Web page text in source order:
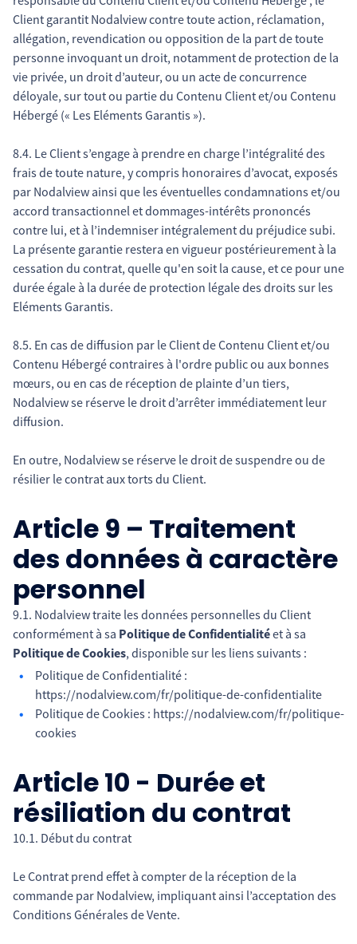
Client garantit Nodalview contre toute action, réclamation,
allégation, revendication ou opposition de la part de toute
personne invoquant un droit, notamment de protection de la
vie privée, un droit d’auteur, ou un acte de concurrence
déloyale, sur tout ou partie du Contenu Client et/ou Contenu
Hébergé (« Les Eléments Garantis »).
8.4. Le Client s’engage à prendre en charge l’intégralité des
frais de toute nature, y compris honoraires d’avocat, exposés
par Nodalview ainsi que les éventuelles condamnations et/ou
accord transactionnel et dommages-intérêts prononcés
contre lui, et à l’indemniser intégralement du préjudice subi.
La présente garantie restera en vigueur postérieurement à la
cessation du contrat, quelle qu'en soit la cause, et ce pour une
durée égale à la durée de protection légale des droits sur les
Eléments Garantis.
8.5. En cas de diffusion par le Client de Contenu Client et/ou
Contenu Hébergé contraires à l'ordre public ou aux bonnes
mœurs, ou en cas de réception de plainte d’un tiers,
Nodalview se réserve le droit d’arrêter immédiatement leur
diffusion.
En outre, Nodalview se réserve le droit de suspendre ou de
résilier le contrat aux torts du Client.
Article 9 – Traitement
des données à caractère
personnel
9.1. Nodalview traite les données personnelles du Client
conformément à sa Politique de Confidentialitéet à sa
Politique de Cookies, disponible sur les liens suivants :
Politique de Confidentialité :
https://nodalview.com/fr/politique-de-confidentialite
Politique de Cookies : https://nodalview.com/fr/politique-
cookies
Article 10 - Durée et
résiliation du contrat
10.1. Début du contrat
Le Contrat prend effet à compter de la réception de la
commande par Nodalview, impliquant ainsi l’acceptation des
Conditions Générales de Vente.